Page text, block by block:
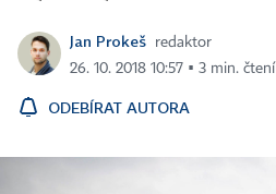
Jan Prokeš
redaktor
26. 10. 2018 10:57 ▪ 3 min. čtení
ODEBÍRAT AUTORA